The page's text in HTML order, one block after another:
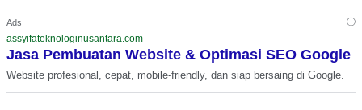
Ads ⓘ
assyifateknologinusantara.com
Jasa Pembuatan Website & Optimasi SEO Google
Website profesional, cepat, mobile-friendly, dan siap bersaing di Google.